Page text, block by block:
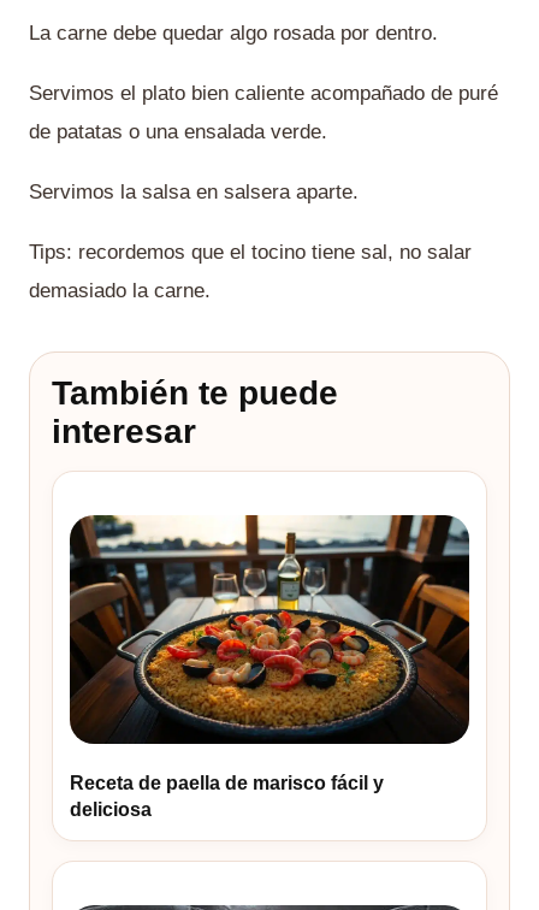
La carne debe quedar algo rosada por dentro.
Servimos el plato bien caliente acompañado de puré
de patatas o una ensalada verde.
Servimos la salsa en salsera aparte.
Tips: recordemos que el tocino tiene sal, no salar
demasiado la carne.
También te puede
interesar
Receta de paella de marisco fácil y
deliciosa